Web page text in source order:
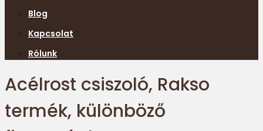
Blog
Kapcsolat
Rólunk
Acélrost csiszoló, Rakso
termék, különböző